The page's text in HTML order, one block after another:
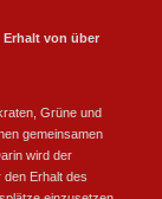
von über
Grüne und
gemeinsamen
wird der
den Erhalt des